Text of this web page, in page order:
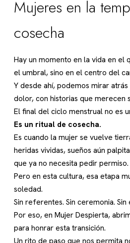
Mujeres en la
cosecha
Hay un momento en la vida en el
el umbral, sino en el centro del
Y desde ahí, podemos mirar
dolor, con historias que merecen
El final del ciclo menstrual no es
Es un ritual de cosecha.
Es cuando la mujer se vuelve
heridas vividas, sueños aún
que ya no necesita pedir permiso.
Pero en esta cultura, esa etapa
soledad.
Sin referentes. Sin ceremonia. Sin
Por eso, en Mujer Despierta,
para honrar esta transición.